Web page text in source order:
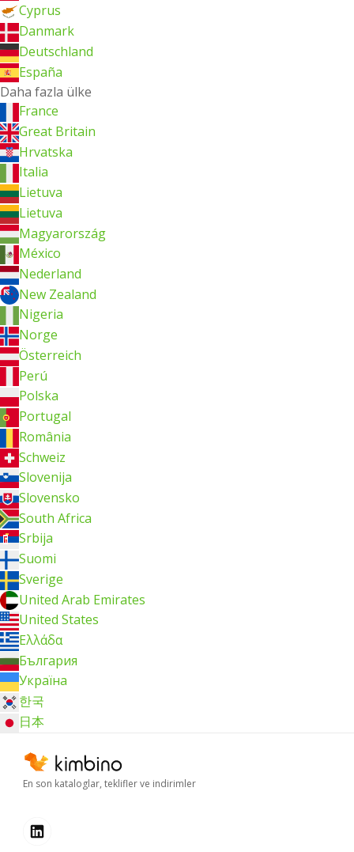
Cyprus
Danmark
Deutschland
España
Daha fazla ülke
France
Great Britain
Hrvatska
Italia
Lietuva
Lietuva
Magyarország
México
Nederland
New Zealand
Nigeria
Norge
Österreich
Perú
Polska
Portugal
România
Schweiz
Slovenija
Slovensko
South Africa
Srbija
Suomi
Sverige
United Arab Emirates
United States
Ελλάδα
България
Україна
한국
日本
En son kataloglar, teklifler ve indirimler